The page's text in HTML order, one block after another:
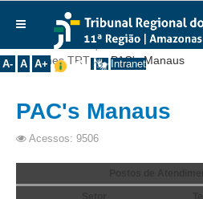
English
Português Español
A- A A+ Intranet
Institucional
Presidência
Corregedoria
Composição
Desembargadores
Você está aqui:Início >> Contato
Fones TRT >> PAC's Manaus
PAC's Manaus
Acessos: 9506